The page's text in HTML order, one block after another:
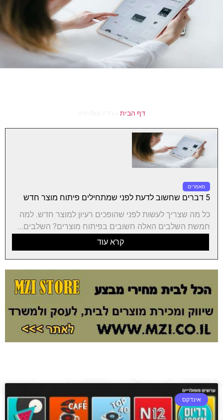
דף הבית
מאמרים
5 דברים שחשוב לדעת לפני שמתחילים פיתוח מוצר חדש
כל מה שצריך לעשות לפני שהופכים רעיון למוצר חדש. למה
חמשת השלבים האלה חשובים בפיתוח מוצרים? השלבים...
קרא עוד
אינדקס